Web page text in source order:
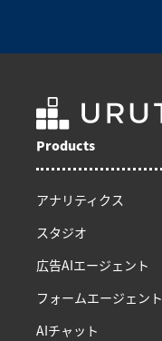
Products
アナリティクス
スタジオ
広告AIエージェント
フォームエージェント
AIチャット